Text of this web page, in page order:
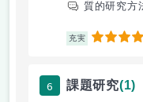
質的研究方
充実 4
6 課題研究(1)